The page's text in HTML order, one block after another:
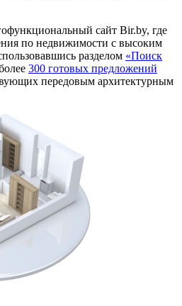
сайт Bir.by, где
по недвижимости с высоким
разделом «Поиск
300 готовых предложений
передовым архитектурным